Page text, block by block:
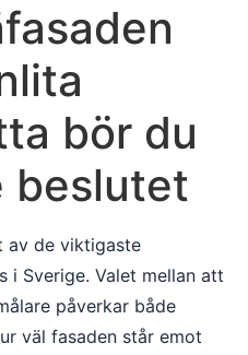
bör du
beslutet
av de viktigaste
i Sverige. Valet mellan att
påverkar både
väl fasaden står emot